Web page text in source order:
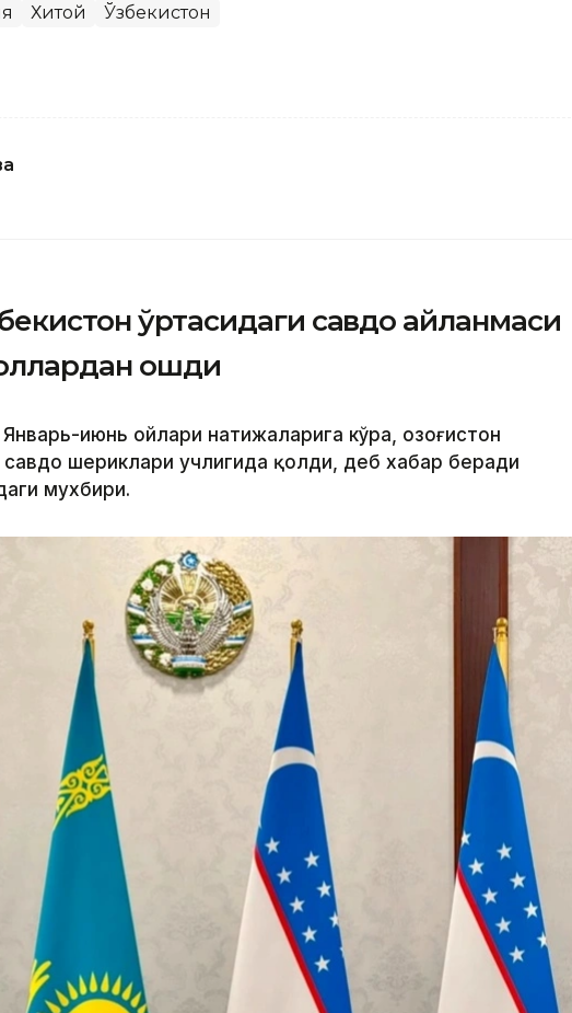
Хитой Ўзбекистон
ўртасидаги савдо айланмаси
ошди
июнь ойлари натижаларига кўра, Қозоғистон
савдо шериклари учлигида қолди, деб хабар беради
мухбири.